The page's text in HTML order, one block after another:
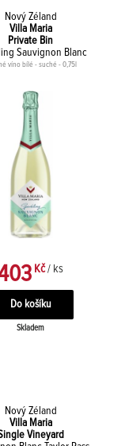
Nový Zéland
Villa Maria
Private Bin
Sauvignon Blanc
víno bílé - suché - 0,75l
Kč / ks
Skladem
Nový Zéland
Villa Maria
Vineyard